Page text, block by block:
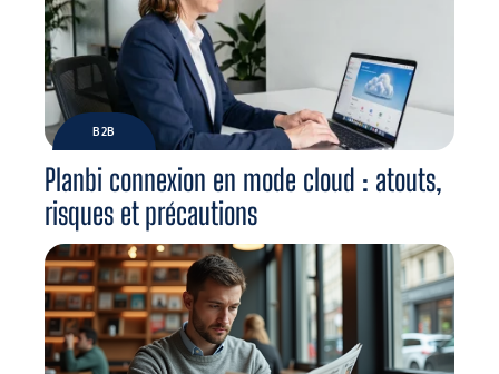
B2B
Planbi connexion en mode cloud : atouts,
risques et précautions